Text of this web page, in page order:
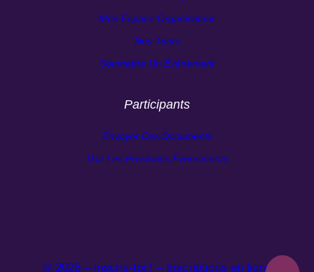
Mon Espace Organisateur
Nos Tarifs
Soumettre Un Événement
Participants
Envoyer Des Documents
Voir Les Prochains Événements
© 2026 – inscris-toi ! – Inscriptions en ligne